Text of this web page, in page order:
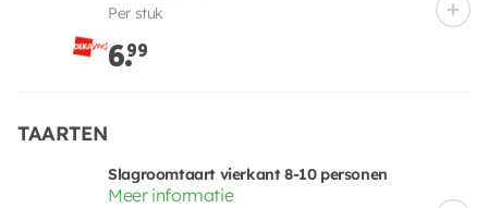
Per stuk
6.99
TAARTEN
Slagroomtaart vierkant 8-10 personen
Meer informatie